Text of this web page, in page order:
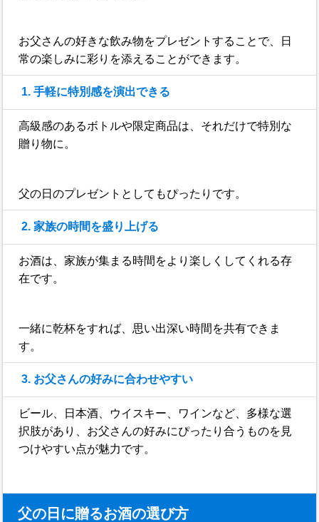
お父さんの好きな飲み物をプレゼントすることで、日
常の楽しみに彩りを添えることができます。
1. 手軽に特別感を演出できる
高級感のあるボトルや限定商品は、それだけで特別な
贈り物に。
父の日のプレゼントとしてもぴったりです。
2. 家族の時間を盛り上げる
お酒は、家族が集まる時間をより楽しくしてくれる存
在です。
一緒に乾杯をすれば、思い出深い時間を共有できま
す。
3. お父さんの好みに合わせやすい
ビール、日本酒、ウイスキー、ワインなど、多様な選
択肢があり、お父さんの好みにぴったり合うものを見
つけやすい点が魅力です。
父の日に贈るお酒の選び方